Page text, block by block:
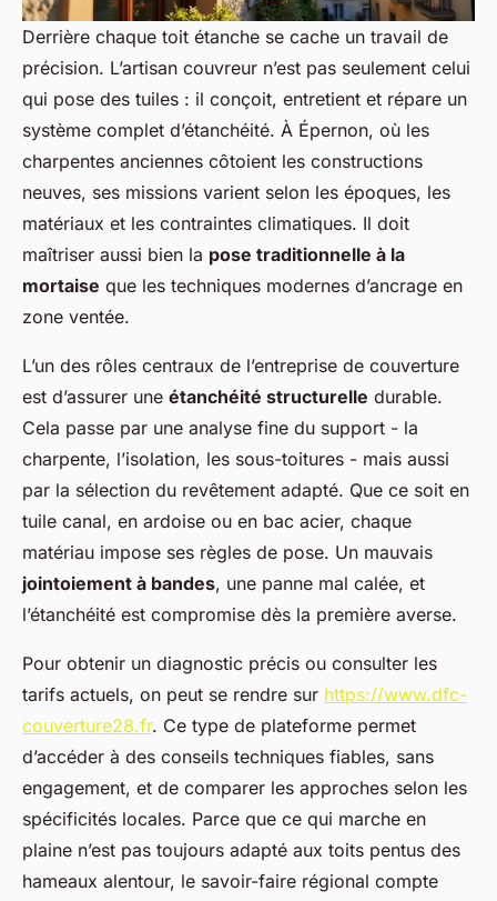
Derrière chaque toit étanche se cache un travail de
précision. L’artisan couvreur n’est pas seulement celui
qui pose des tuiles : il conçoit, entretient et répare un
système complet d’étanchéité. À Épernon, où les
charpentes anciennes côtoient les constructions
neuves, ses missions varient selon les époques, les
matériaux et les contraintes climatiques. Il doit
maîtriser aussi bien la pose traditionnelle à la
mortaise que les techniques modernes d’ancrage en
zone ventée.
L’un des rôles centraux de l’entreprise de couverture
est d’assurer une étanchéité structurelle durable.
Cela passe par une analyse fine du support - la
charpente, l’isolation, les sous-toitures - mais aussi
par la sélection du revêtement adapté. Que ce soit en
tuile canal, en ardoise ou en bac acier, chaque
matériau impose ses règles de pose. Un mauvais
jointoiement à bandes, une panne mal calée, et
l’étanchéité est compromise dès la première averse.
Pour obtenir un diagnostic précis ou consulter les
tarifs actuels, on peut se rendre sur https://www.dfc-
couverture28.fr. Ce type de plateforme permet
d’accéder à des conseils techniques fiables, sans
engagement, et de comparer les approches selon les
spécificités locales. Parce que ce qui marche en
plaine n’est pas toujours adapté aux toits pentus des
hameaux alentour, le savoir-faire régional compte